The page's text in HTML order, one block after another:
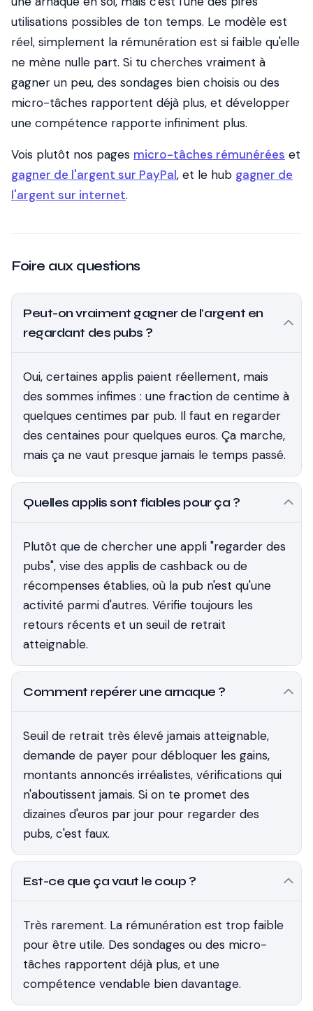
utilisations possibles de ton temps. Le modèle est
réel, simplement la rémunération est si faible qu'elle
ne mène nulle part. Si tu cherches vraiment à
gagner un peu, des sondages bien choisis ou des
micro-tâches rapportent déjà plus, et développer
une compétence rapporte infiniment plus.
Vois plutôt nos pages micro-tâches rémunérées et
gagner de l'argent sur PayPal, et le hub gagner de
l'argent sur internet.
Foire aux questions
Peut-on vraiment gagner de l'argent en
regardant des pubs ?
Oui, certaines applis paient réellement, mais
des sommes infimes : une fraction de centime à
quelques centimes par pub. Il faut en regarder
des centaines pour quelques euros. Ça marche,
mais ça ne vaut presque jamais le temps passé.
Quelles applis sont fiables pour ça ?
Plutôt que de chercher une appli "regarder des
pubs", vise des applis de cashback ou de
récompenses établies, où la pub n'est qu'une
activité parmi d'autres. Vérifie toujours les
retours récents et un seuil de retrait
atteignable.
Comment repérer une arnaque ?
Seuil de retrait très élevé jamais atteignable,
demande de payer pour débloquer les gains,
montants annoncés irréalistes, vérifications qui
n'aboutissent jamais. Si on te promet des
dizaines d'euros par jour pour regarder des
pubs, c'est faux.
Est-ce que ça vaut le coup ?
Très rarement. La rémunération est trop faible
pour être utile. Des sondages ou des micro-
tâches rapportent déjà plus, et une
compétence vendable bien davantage.